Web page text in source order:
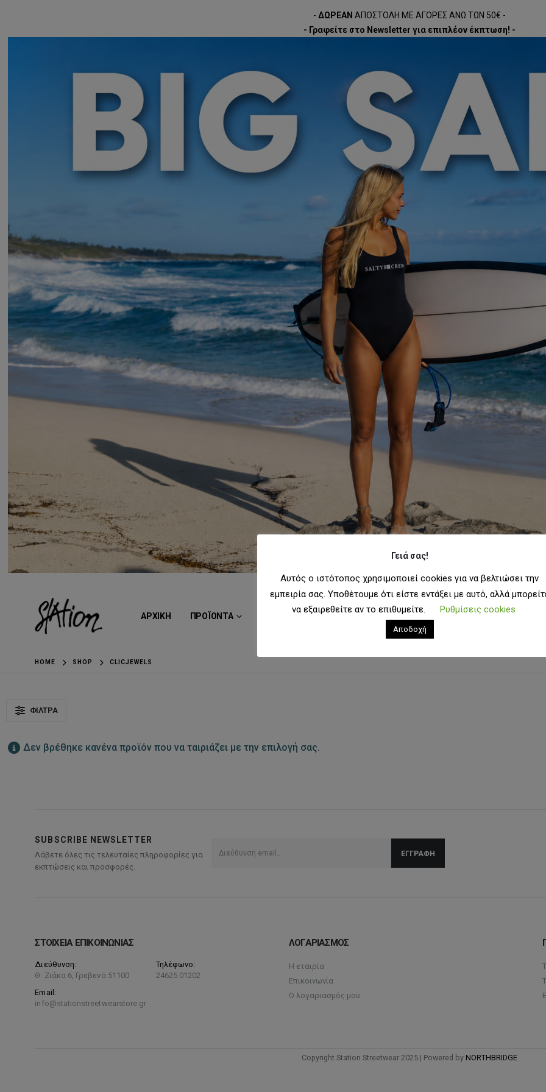
- ΔΩΡΕΑΝ ΑΠΟΣΤΟΛΗ ΜΕ ΑΓΟΡΕΣ ΑΝΩ ΤΩΝ 50€ -
- Γραφείτε στο Newsletter για επιπλέον έκπτωση! -
ΑΡΧΙΚΗ ΠΡΟΪΟΝΤΑ
HOME SHOP CLICJEWELS
ΦΊΛΤΡΑ
Δεν βρέθηκε κανένα προϊόν που να ταιριάζει με την επιλογή σας.
SUBSCRIBE NEWSLETTER
Λάβετε όλες τις τελευταίες πληροφορίες για
εκπτώσεις και προσφορές.
ΣΤΟΙΧΕΙΑ ΕΠΙΚΟΙΝΩΝΙΑΣ
Διεύθυνση:
Θ. Ζιάκα 6, Γρεβενά 51100
Τηλέφωνο:
24625 01202
Email:
info@stationstreetwearstore.gr
ΛΟΓΑΡΙΑΣΜΟΣ
Η εταιρία
Επικοινωνία
Ο λογαριασμός μου
Copyright Station Streetwear 2025 | Powered by NORTHBRIDGE
Γειά σας!
Αυτός ο ιστότοπος χρησιμοποιεί cookies για να βελτιώσει την
εμπειρία σας. Υποθέτουμε ότι είστε εντάξει με αυτό, αλλά
να εξαιρεθείτε αν το επιθυμείτε.
Ρυθμίσεις cookies
Αποδοχή